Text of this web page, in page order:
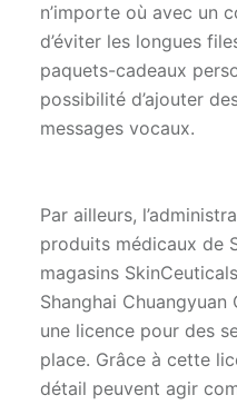
n’importe où avec un
d’éviter les longues
paquets-cadeaux
possibilité d’ajouter
messages vocaux.
Par ailleurs,
produits médicaux de
magasins
Shanghai
une licence pour des
place. Grâce à cette
détail peuvent agir